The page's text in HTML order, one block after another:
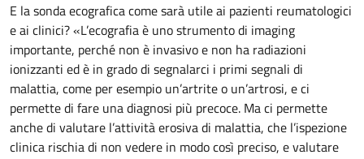
E la sonda ecografica come sarà utile ai pazienti reumatologici
e ai clinici? «L’ecografia è uno strumento di imaging
importante, perché non è invasivo e non ha radiazioni
ionizzanti ed è in grado di segnalarci i primi segnali di
malattia, come per esempio un’artrite o un’artrosi, e ci
permette di fare una diagnosi più precoce. Ma ci permette
anche di valutare l’attività erosiva di malattia, che l’ispezione
clinica rischia di non vedere in modo così preciso, e valutare